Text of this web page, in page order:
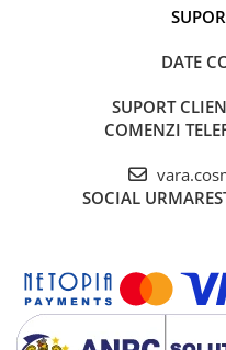
DATE
SUPORT
COMENZI
SOCIAL